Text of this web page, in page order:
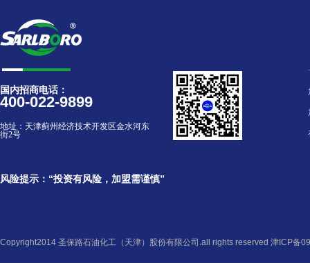
国内招商电话：
400-022-9899
地址： 天津蓟州经济技术开发区金水河东
街2号
风险提示：“投资有风险，加盟需谨慎”
Copyright2014 圣保路石油化工（天津）股份有限公司.all rights reserved 津ICP备